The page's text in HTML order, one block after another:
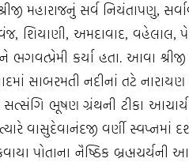
મહારાજનું સર્વ નિયંતાપણુ,
અમદાવાદ, વહેલાલ,
ભગવત્પ્રેમી કર્યા હતા. આવા
સાબરમતી નદીનાં તટે
ભૂષણ ગ્રંથની ટીકા આચાર્ય
વાસુદેવાનંદજી વર્ણી સ્વપ્નમાં
પોતાના નૈષ્ઠિક